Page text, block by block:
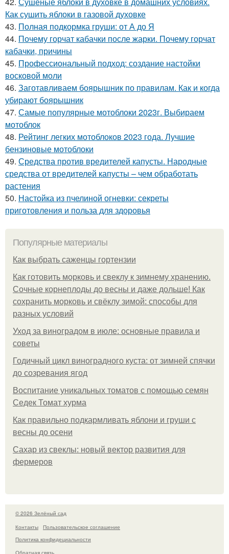
Как сушить яблоки в газовой духовке
43. Полная подкормка груши: от А до Я
44. Почему горчат кабачки после жарки. Почему горчат
кабачки, причины
45. Профессиональный подход: создание настойки
восковой моли
46. Заготавливаем боярышник по правилам. Как и когда
убирают боярышник
47. Самые популярные мотоблоки 2023г. Выбираем
мотоблок
48. Рейтинг легких мотоблоков 2023 года. Лучшие
бензиновые мотоблоки
49. Средства против вредителей капусты. Народные
средства от вредителей капусты – чем обработать
растения
50. Настойка из пчелиной огневки: секреты
приготовления и польза для здоровья
Популярные материалы
Как выбрать саженцы гортензии
Как готовить морковь и свеклу к зимнему хранению.
Сочные корнеплоды до весны и даже дольше! Как
сохранить морковь и свёклу зимой: способы для
разных условий
Уход за виноградом в июле: основные правила и
советы
Годичный цикл виноградного куста: от зимней спячки
до созревания ягод
Воспитание уникальных томатов с помощью семян
Седек Томат хурма
Как правильно подкармливать яблони и груши с
весны до осени
Сахар из свеклы: новый вектор развития для
фермеров
© 2026 Зелёный сад
Контакты
Пользовательское соглашение
Политика конфидециальности
Обратная связь